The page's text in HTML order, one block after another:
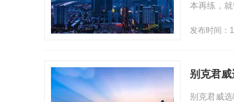
本再练，就
发布时间：
别克君
别克君威